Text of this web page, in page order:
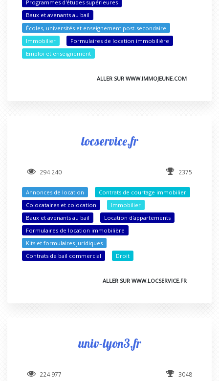
Programmes d'études supérieures
Baux et avenants au bail
Écoles, universités et enseignement post-secondaire
Immobilier
Formulaires de location immobilière
Emploi et enseignement
ALLER SUR WWW.IMMOJEUNE.COM
locservice.fr
294 240 2375
Annonces de location
Contrats de courtage immobilier
Colocataires et colocation
Immobilier
Baux et avenants au bail
Location d'appartements
Formulaires de location immobilière
Kits et formulaires juridiques
Contrats de bail commercial
Droit
ALLER SUR WWW.LOCSERVICE.FR
univ-lyon3.fr
224 977 3048